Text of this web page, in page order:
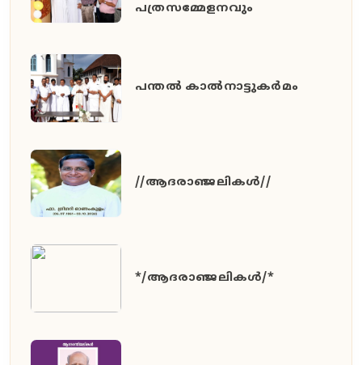
പത്രസമ്മേളനവും
പന്തൽ കാൽനാട്ടുകർമം
//ആദരാഞ്ജലികൾ//
*/ആദരാഞ്ജലികൾ/*